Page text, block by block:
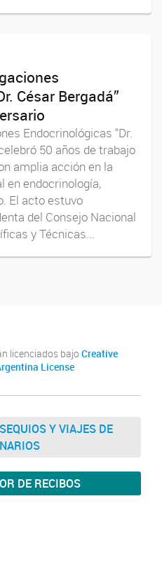
César Bergadá”
Endocrinológicas “Dr.
50 años de trabajo
amplia acción en la
en endocrinología,
El acto estuvo
del Consejo Nacional
y Técnicas...
licenciados bajo Creative
License
Y VIAJES DE
DE RECIBOS